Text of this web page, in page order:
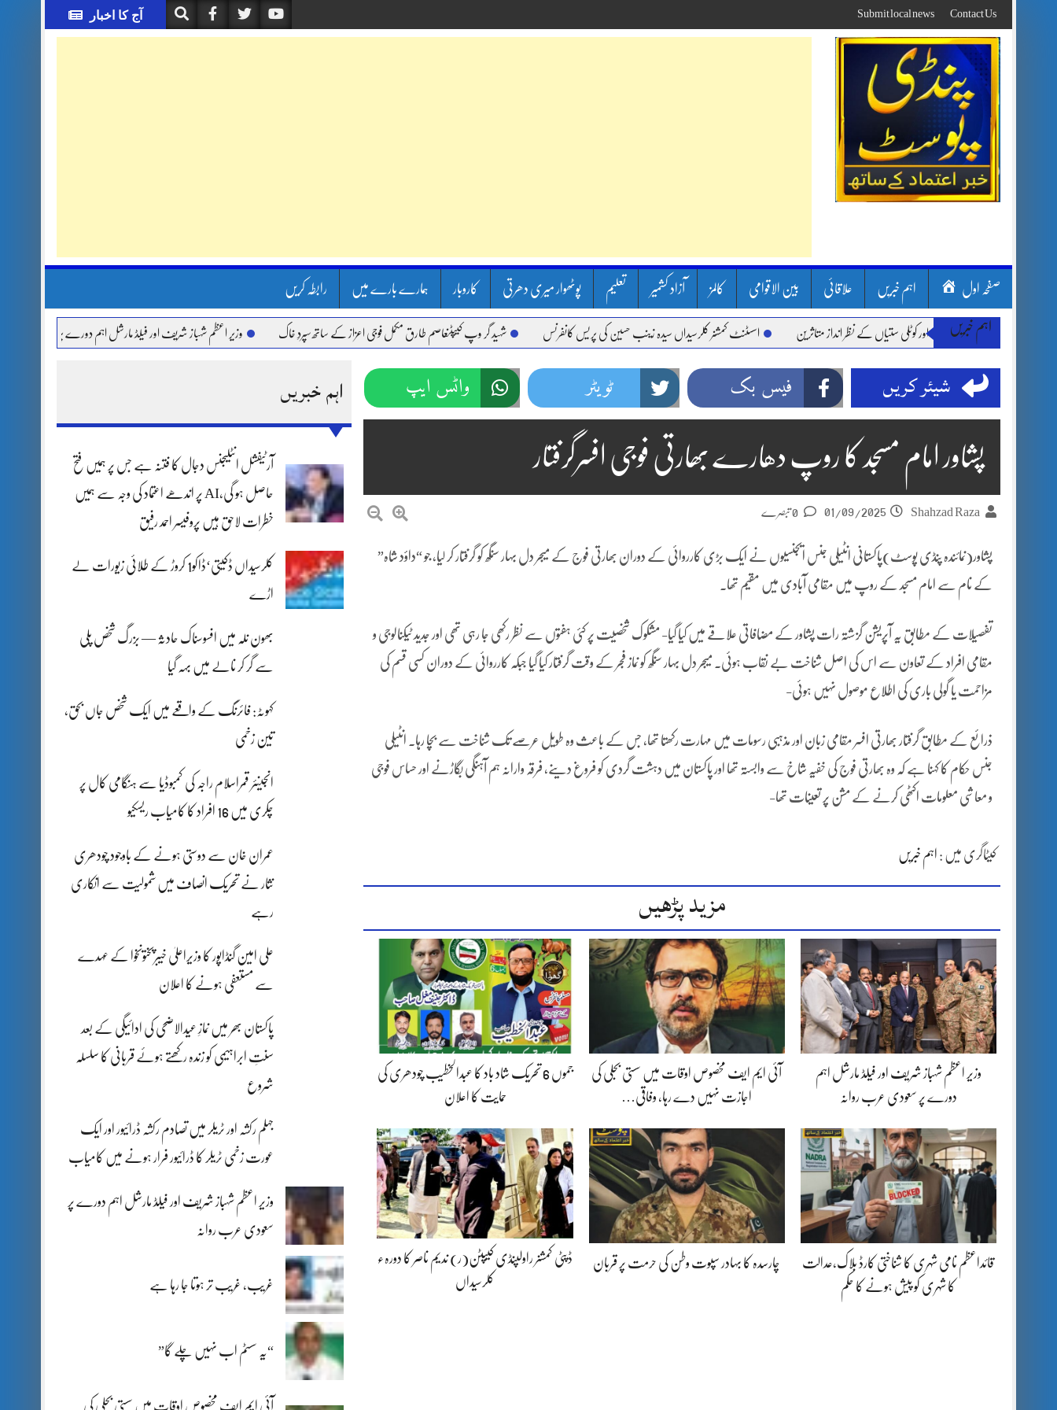
to
content
آج کا اخبار Contact Us
Submit local news
صفحہ اول اہم خبریں علاقائی بین الاقوامی کالمز آزاد کشمیر تعلیم پوٹھوار میری دھرتی کاروبار ہمارے بارے میں رابطہ کریں
اہم خبریں
بارشیں، لینڈ سلائیڈنگ اور کوٹلی ستیاں کے نظر انداز متاثرین اسسٹنٹ کمشنر کلرسیداں سیدہ زینب حسین کی پریس کانفرنس شہید گر وپ کیپٹنعاصم طارق مکمل فوجی اعزاز کے ساتھ سپردِ خاک وزیر اعظم شہباز شریف اور فیلڈ مارشل اہم دورے پر سعودی عرب روانہ
اہم خبریں
آرٹیفشل انٹلیجنس دجال کا فتنہ ہے جس پر ہمیں فتح
حاصل ہو گی،AI پر اندھے اعتماد کی وجہ سے ہمیں
خطرات لاحق ہیں پروفیسر احمد رفیق
کلرسیداں ڈکیتی‘ڈاکو1 کروڑ کے طلائی زیورات لے
اڑے
بھون نلہ میں افسوسناک حادثہ — بزرگ شخص پلی
سے گر کر نالے میں بہہ گیا
کہوٹہ: فائرنگ کے واقعے میں ایک شخص جاں بحق،
تین زخمی
انجینئر قمراسلام راجہ کی کمبوڈیا سے ہنگامی کال پر
چکری میں 16 افراد کا کامیاب ریسکیو
عمران خان سے دوستی ہونے کے باوجود چودھری
نثار نے تحریک انصاف میں شمولیت سے انکاری
رہے
علی امین گنڈاپور کا وزیراعلیٰ خیبرپختونخوا کے عہدے
سے مستعفی ہونے کا اعلان
پاکستان بھر میں نمازِ عیدالاضحی کی ادائیگی کے بعد
سنتِ ابراہیمی کو زندہ رکھتے ہوئے قربانی کا سلسلہ
شروع
جہلم رکشہ اور ٹریلر میں تصادم رکشہ ڈرائیور اور ایک
عورت زخمی ٹریلر کا ڈرائیور فرار ہونے میں کامیاب
وزیر اعظم شہباز شریف اور فیلڈ مارشل اہم دورے پر
سعودی عرب روانہ
غریب، غریب تر ہوتا جا رہا ہے
“یہ سسٹم اب نہیں چلے گا”
آئی ایم ایف مخصوص اوقات میں سستی بجلی کی
شیئر کریں فیس بک ٹویٹر واٹس ایپ
پشاور امام مسجد کا روپ دھارے بھارتی فوجی افسرگرفتار
Shahzad Raza
01/09/2025
‏پشاور(نمائندہ پنڈی پوسٹ)پاکستانی انٹیلی جنس ایجنسیوں نے ایک بڑی کارروائی کے دوران بھارتی فوج کے میجر دل بہار سنگھ کو گرفتار کر لیا، جو “داؤد شاہ”
کے نام سے امام مسجد کے روپ میں مقامی آبادی میں مقیم تھا۔
تفصیلات کے مطابق یہ آپریشن گزشتہ رات پشاور کے مضافاتی علاقے میں کیا گیا- مشکوک شخصیت پر کئی ہفتوں سے نظر رکھی جا رہی تھی اور جدید ٹیکنالوجی و
مقامی افراد کے تعاون سے اس کی اصل شناخت بے نقاب ہوئی۔ میجر دل بہار سنگھ کو نماز فجر کے وقت گرفتار کیا گیا جبکہ کارروائی کے دوران کسی قسم کی
مزاحمت یا گولی باری کی اطلاع موصول نہیں ہوئی-
ذرائع کے مطابق گرفتار بھارتی افسر مقامی زبان اور مذہبی رسومات میں مہارت رکھتا تھا، جس کے باعث وہ طویل عرصے تک شناخت سے بچا رہا۔ انٹیلی
جنس حکام کا کہنا ہے کہ وہ بھارتی فوج کی خفیہ شاخ سے وابستہ تھا اور پاکستان میں دہشت گردی کو فروغ دینے، فرقہ وارانہ ہم آہنگی بگاڑنے اور حساس فوجی
و معاشی معلومات اکٹھی کرنے کے مشن پر تعینات تھا-
کیٹاگری میں : اہم خبریں
مزید پڑھیں
وزیر اعظم شہباز شریف اور فیلڈ مارشل اہم
دورے پر سعودی عرب روانہ
آئی ایم ایف مخصوص اوقات میں سستی بجلی کی
اجازت نہیں دے رہا، وفاقی…
جموں 6 تحریک شاد باد کا عبدالخطیب چودھری کی
حمایت کا اعلان
قائداعظم نامی شہری کا شناختی کارڈ بلاک،عدالت
کا شہری کو پیش ہونے کا حکم
چارسدہ کا بہادر سپوت وطن کی حرمت پر قربان
ڈپٹی کمشنر راولپنڈی کیپٹن(ر) ندیم ناصر کا دورہء
کلرسیداں